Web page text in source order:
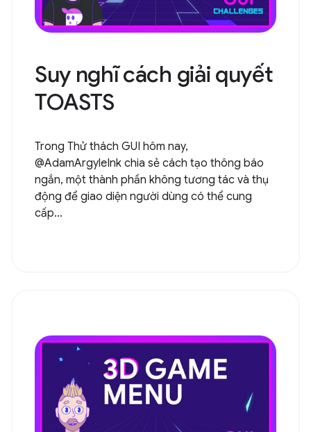
Suy nghĩ cách giải quyết
TOASTS
Trong Thử thách GUI hôm nay,
@AdamArgyleInk chia sẻ cách tạo thông báo
ngắn, một thành phần không tương tác và thụ
động để giao diện người dùng có thể cung
cấp...